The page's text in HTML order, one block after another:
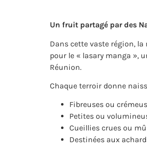
Un fruit partagé par des
Dans cette vaste région,
pour le « lasary manga »,
Réunion.
Chaque terroir donne
Fibreuses ou
Petites ou
Cueillies crues ou
Destinées aux